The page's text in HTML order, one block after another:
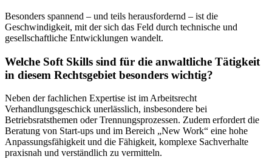
Besonders spannend – und teils herausfordernd – ist die
Geschwindigkeit, mit der sich das Feld durch technische und
gesellschaftliche Entwicklungen wandelt.
Welche Soft Skills sind für die anwaltliche Tätigkeit
in diesem Rechtsgebiet besonders wichtig?
Neben der fachlichen Expertise ist im Arbeitsrecht
Verhandlungsgeschick unerlässlich, insbesondere bei
Betriebsratsthemen oder Trennungsprozessen. Zudem erfordert die
Beratung von Start-ups und im Bereich „New Work“ eine hohe
Anpassungsfähigkeit und die Fähigkeit, komplexe Sachverhalte
praxisnah und verständlich zu vermitteln.